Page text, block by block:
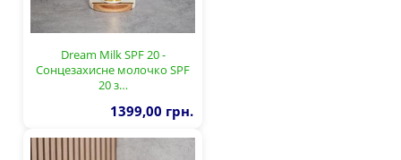
Dream Milk SPF 20 -
Сонцезахисне молочко SPF
20 з…
1399,00 грн.